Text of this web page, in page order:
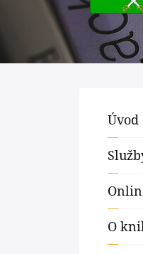
Úvod
O